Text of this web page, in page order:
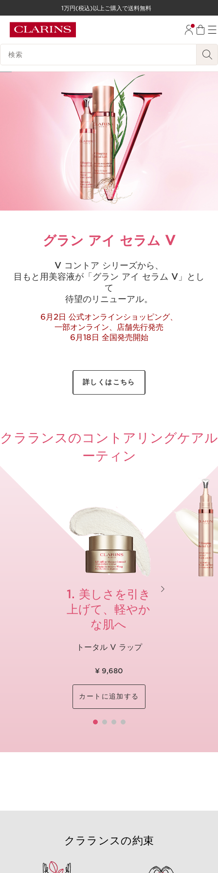
コンテンツへ移動
1万円(税込)以上ご購入で送料無料
検索候補
グラン アイ セラム V
V コントア シリーズから、
目もと用美容液が「グラン アイ セラム V」とし
て
待望のリニューアル。
6月2日 公式オンラインショッピング、
一部オンライン、店舗先行発売
6月18日 全国発売開始
詳しくはこちら
クラランスのコントアリングケアル
ーティン
1. 美しさを引き
上げて、軽やか
な肌へ
トータル V ラップ
¥ 9,680
カートに追加する
クラランスの約束